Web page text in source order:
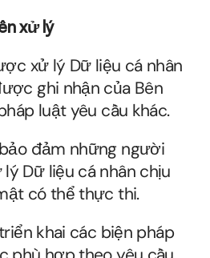
xử lý
xử lý Dữ liệu cá nhân
ghi nhận của Bên
luật yêu cầu khác.
đảm những người
Dữ liệu cá nhân chịu
có thể thực thi.
khai các biện pháp